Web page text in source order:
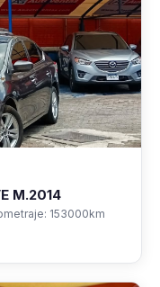
M.2014
153000km